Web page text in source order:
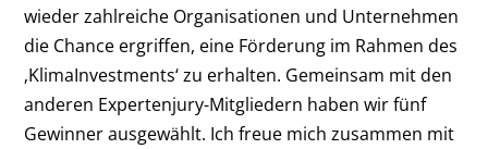
wieder zahlreiche Organisationen und Unternehmen
die Chance ergriffen, eine Förderung im Rahmen des
‚KlimaInvestments‘ zu erhalten. Gemeinsam mit den
anderen Expertenjury-Mitgliedern haben wir fünf
Gewinner ausgewählt. Ich freue mich zusammen mit